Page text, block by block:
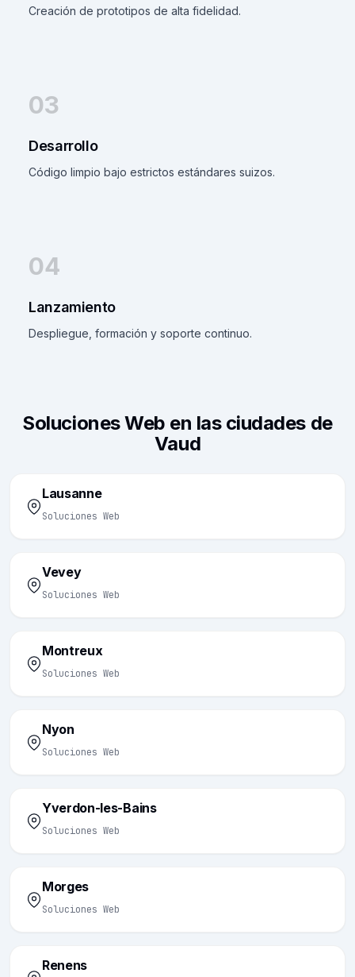
Creación de prototipos de alta fidelidad.
03
Desarrollo
Código limpio bajo estrictos estándares suizos.
04
Lanzamiento
Despliegue, formación y soporte continuo.
Soluciones Web en las ciudades de
Vaud
Lausanne
Soluciones Web
Vevey
Soluciones Web
Montreux
Soluciones Web
Nyon
Soluciones Web
Yverdon-les-Bains
Soluciones Web
Morges
Soluciones Web
Renens